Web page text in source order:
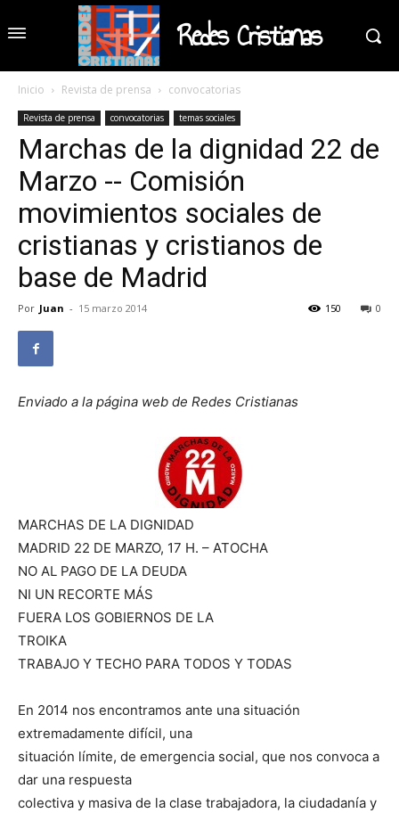
Redes Cristianas
Inicio Revista de prensa convocatorias
Revista de prensa convocatorias temas sociales
Marchas de la dignidad 22 de
Marzo -- Comisión
movimientos sociales de
cristianas y cristianos de
base de Madrid
Por Juan - 15 marzo 2014 0
150
Enviado a la página web de Redes Cristianas
MARCHAS DE LA DIGNIDAD
MADRID 22 DE MARZO, 17 H. – ATOCHA
NO AL PAGO DE LA DEUDA
NI UN RECORTE MÁS
FUERA LOS GOBIERNOS DE LA
TROIKA
TRABAJO Y TECHO PARA TODOS Y TODAS
En 2014 nos encontramos ante una situación
extremadamente difícil, una
situación límite, de emergencia social, que nos convoca a
dar una respuesta
colectiva y masiva de la clase trabajadora, la ciudadanía y